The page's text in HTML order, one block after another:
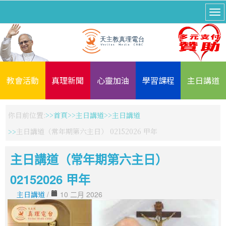
教會活動 真理新聞 心靈加油 學習課程 主日講道
你目前位置: 首頁 主日講道
主日講道
主日講道（常年期第六主日） 02152026 甲年
主日講道（常年期第六主日）
02152026 甲年
主日講道 / 10 二月 2026